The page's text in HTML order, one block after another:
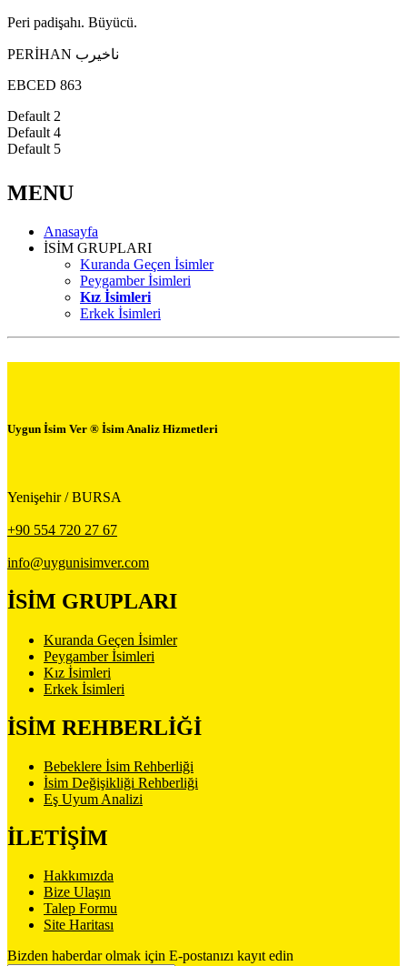
Peri padişahı. Büyücü.
PERİHAN ناخيرب
EBCED 863
Default 2
Default 4
Default 5
MENU
Anasayfa
İSİM GRUPLARI
Kuranda Geçen İsimler
Peygamber İsimleri
Kız İsimleri
Erkek İsimleri
Uygun İsim Ver ® İsim Analiz Hizmetleri
Yenişehir / BURSA
+90 554 720 27 67
info@uygunisimver.com
İSİM GRUPLARI
Kuranda Geçen İsimler
Peygamber İsimleri
Kız İsimleri
Erkek İsimleri
İSİM REHBERLİĞİ
Bebeklere İsim Rehberliği
İsim Değişikliği Rehberliği
Eş Uyum Analizi
İLETİŞİM
Hakkımızda
Bize Ulaşın
Talep Formu
Site Haritası
Bizden haberdar olmak için E-postanızı kayıt edin